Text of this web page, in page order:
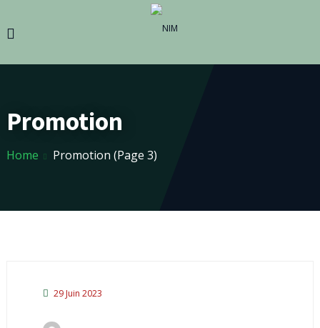
Promotion
Home Promotion (Page 3)
29 Juin 2023